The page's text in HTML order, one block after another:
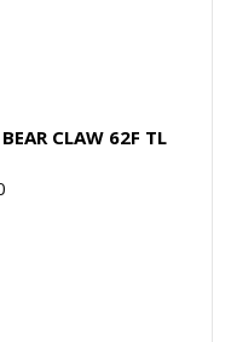
CLAW 62F TL